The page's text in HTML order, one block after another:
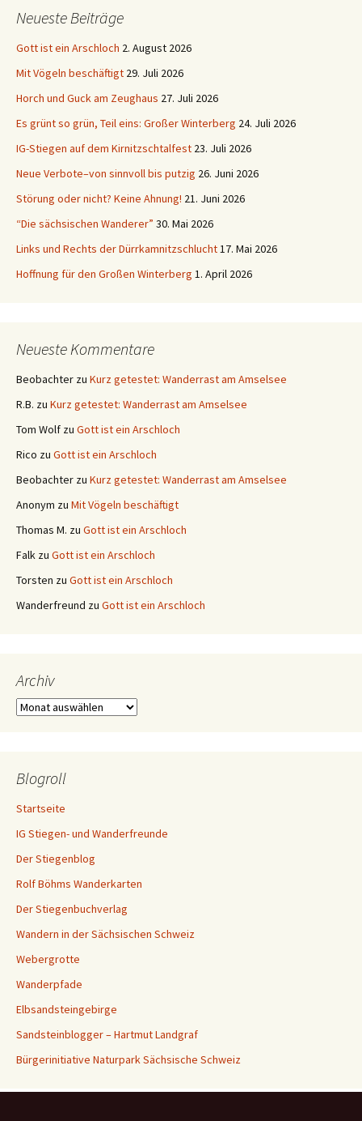
Neueste Beiträge
Gott ist ein Arschloch 2. August 2026
Mit Vögeln beschäftigt 29. Juli 2026
Horch und Guck am Zeughaus 27. Juli 2026
Es grünt so grün, Teil eins: Großer Winterberg 24. Juli 2026
IG-Stiegen auf dem Kirnitzschtalfest 23. Juli 2026
Neue Verbote–von sinnvoll bis putzig 26. Juni 2026
Störung oder nicht? Keine Ahnung! 21. Juni 2026
“Die sächsischen Wanderer” 30. Mai 2026
Links und Rechts der Dürrkamnitzschlucht17. Mai 2026
Hoffnung für den Großen Winterberg 1. April 2026
Neueste Kommentare
Beobachter zu Kurz getestet: Wanderrast am Amselsee
R.B. zu Kurz getestet: Wanderrast am Amselsee
Tom Wolf zu Gott ist ein Arschloch
Rico zu Gott ist ein Arschloch
Beobachter zu Kurz getestet: Wanderrast am Amselsee
Anonym zu Mit Vögeln beschäftigt
Thomas M. zu Gott ist ein Arschloch
Falk zu Gott ist ein Arschloch
Torsten zu Gott ist ein Arschloch
Wanderfreund zu Gott ist ein Arschloch
Archiv
Archiv
Blogroll
Startseite
IG Stiegen- und Wanderfreunde
Der Stiegenblog
Rolf Böhms Wanderkarten
Der Stiegenbuchverlag
Wandern in der Sächsischen Schweiz
Webergrotte
Wanderpfade
Elbsandsteingebirge
Sandsteinblogger – Hartmut Landgraf
Bürgerinitiative Naturpark Sächsische Schweiz